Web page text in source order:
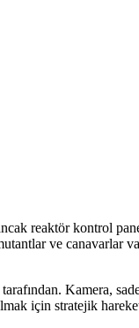
reaktör kontrol
ve canavarlar
Kamera,
için stratejik